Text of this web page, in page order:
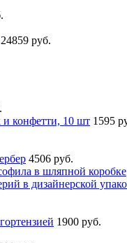
руб.
конфетти, 10 шт 1595
4506 руб.
в шляпной коробке
в дизайнерской
1900 руб.